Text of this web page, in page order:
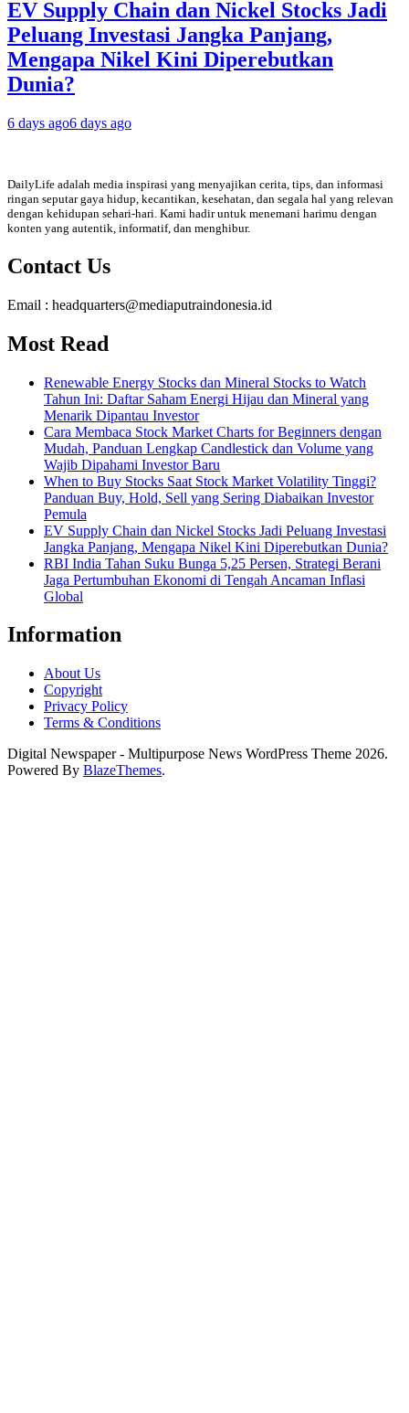
EV Supply Chain dan Nickel Stocks Jadi
Peluang Investasi Jangka Panjang,
Mengapa Nikel Kini Diperebutkan
Dunia?
6 days ago6 days ago
DailyLife adalah media inspirasi yang menyajikan cerita, tips, dan informasi
ringan seputar gaya hidup, kecantikan, kesehatan, dan segala hal yang relevan
dengan kehidupan sehari-hari. Kami hadir untuk menemani harimu dengan
konten yang autentik, informatif, dan menghibur.
Contact Us
Email : headquarters@mediaputraindonesia.id
Most Read
Renewable Energy Stocks dan Mineral Stocks to Watch
Tahun Ini: Daftar Saham Energi Hijau dan Mineral yang
Menarik Dipantau Investor
Cara Membaca Stock Market Charts for Beginners dengan
Mudah, Panduan Lengkap Candlestick dan Volume yang
Wajib Dipahami Investor Baru
When to Buy Stocks Saat Stock Market Volatility Tinggi?
Panduan Buy, Hold, Sell yang Sering Diabaikan Investor
Pemula
EV Supply Chain dan Nickel Stocks Jadi Peluang Investasi
Jangka Panjang, Mengapa Nikel Kini Diperebutkan Dunia?
RBI India Tahan Suku Bunga 5,25 Persen, Strategi Berani
Jaga Pertumbuhan Ekonomi di Tengah Ancaman Inflasi
Global
Information
About Us
Copyright
Privacy Policy
Terms & Conditions
Digital Newspaper - Multipurpose News WordPress Theme 2026.
Powered By BlazeThemes.